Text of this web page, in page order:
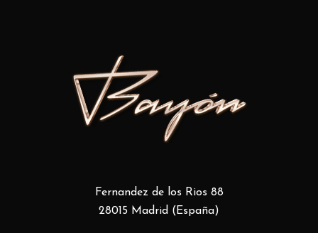
Fernandez de los Rios 88
28015 Madrid (España)